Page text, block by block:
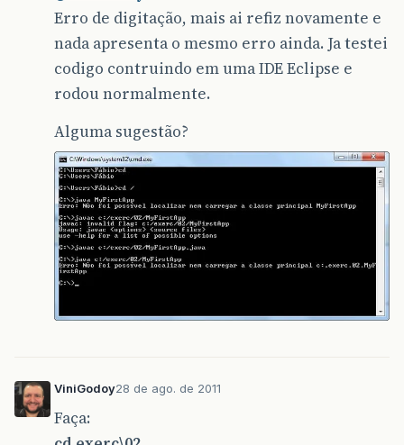
Erro de digitação, mais ai refiz novamente e
nada apresenta o mesmo erro ainda. Ja testei
codigo contruindo em uma IDE Eclipse e
rodou normalmente.
Alguma sugestão?
ViniGodoy28 de ago. de 2011
Faça: